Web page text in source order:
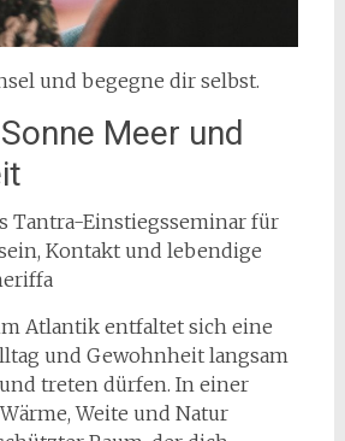
und begegne dir selbst.
Meer und
Tantra-Einstiegsseminar für
Kontakt und lebendige
Atlantik entfaltet sich eine
und Gewohnheit langsam
treten dürfen. In einer
Weite und Natur